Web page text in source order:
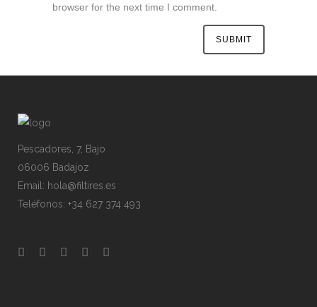
browser for the next time I comment.
Pescadores, 7, Bajo
06006 Badajoz
Email: hola@filtires.es
Teléfonos: +34 627 374 493